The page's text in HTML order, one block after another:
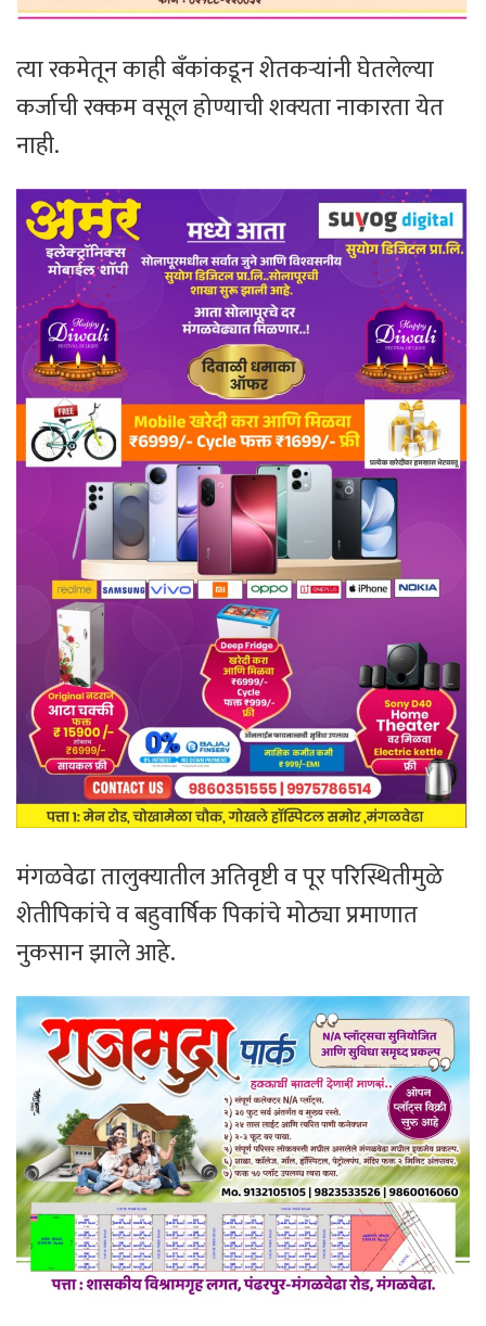
त्या रकमेतून काही बँकांकडून शेतकऱ्यांनी घेतलेल्या
कर्जाची रक्कम वसूल होण्याची शक्यता नाकारता येत
नाही.
मंगळवेढा तालुक्यातील अतिवृष्टी व पूर परिस्थितीमुळे
शेतीपिकांचे व बहुवार्षिक पिकांचे मोठ्या प्रमाणात
नुकसान झाले आहे.